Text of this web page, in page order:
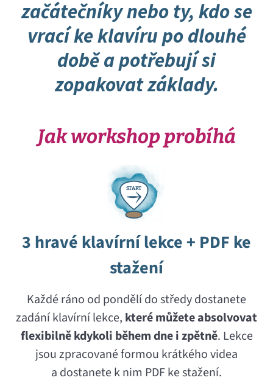
začátečníky nebo ty, kdo se
vrací ke klavíru po dlouhé
době a potřebují si
zopakovat základy.
Jak workshop probíhá
START
3 hravé klavírní lekce + PDF ke
stažení
Každé ráno od pondělí do středy dostanete
zadání klavírní lekce, které můžete absolvovat
flexibilněkdykoli během dne i zpětně. Lekce
jsou zpracované formou krátkého videa
a dostanete k nim PDF ke stažení.